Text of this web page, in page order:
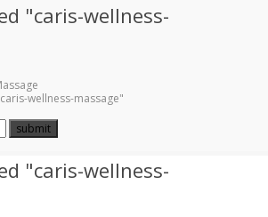
"caris-wellness-
wellness-massage"
"caris-wellness-